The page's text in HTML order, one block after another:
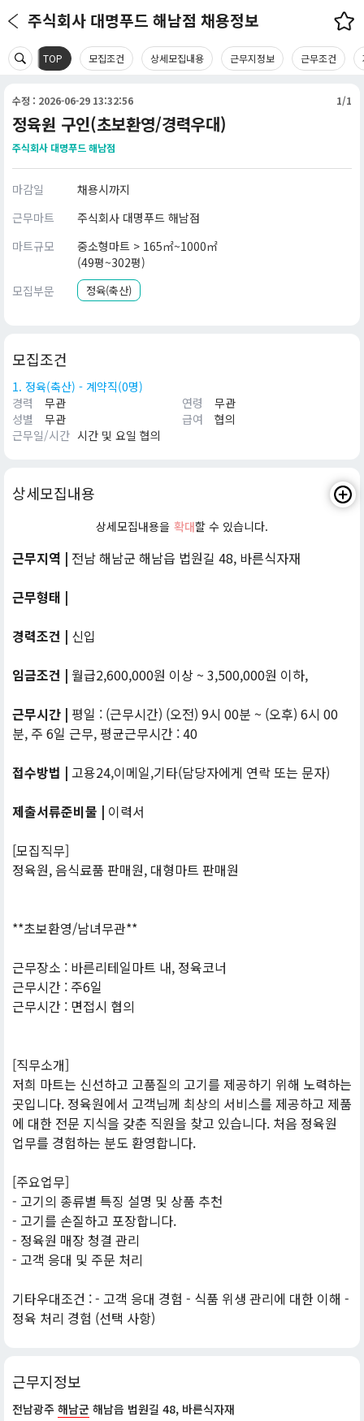
주식회사 대명푸드 해남점 채용정보
TOP 모집조건 상세모집내용 근무지정보 근무조건
수정 : 2026-06-29 13:32:56 1/1
정육원 구인(초보환영/경력우대)
주식회사 대명푸드 해남점
마감일
채용시까지
근무마트
주식회사 대명푸드 해남점
마트규모
중소형마트 > 165㎡~1000㎡
(49평~302평)
모집부문
정육(축산)
모집조건
1. 정육(축산) - 계약직(0명)
경력
무관 연령
무관
성별
무관 급여
협의
근무일/시간 시간 및 요일 협의
상세모집내용
상세모집내용을 확대할 수 있습니다.
근무지역 | 전남 해남군 해남읍 법원길 48, 바른식자재
근무형태 |
경력조건 | 신입
임금조건 | 월급2,600,000원 이상 ~ 3,500,000원 이하,
근무시간 | 평일 : (근무시간) (오전) 9시 00분 ~ (오후) 6시 00
분, 주 6일 근무, 평균근무시간 : 40
접수방법 | 고용24,이메일,기타(담당자에게 연락 또는 문자)
제출서류준비물 | 이력서
[모집직무]
정육원, 음식료품 판매원, 대형마트 판매원
**초보환영/남녀무관**
근무장소 : 바른리테일마트 내, 정육코너
근무시간 : 주6일
근무시간 : 면접시 협의
[직무소개]
저희 마트는 신선하고 고품질의 고기를 제공하기 위해 노력하는
곳입니다. 정육원에서 고객님께 최상의 서비스를 제공하고 제품
에 대한 전문 지식을 갖춘 직원을 찾고 있습니다. 처음 정육원
업무를 경험하는 분도 환영합니다.
[주요업무]
- 고기의 종류별 특징 설명 및 상품 추천
- 고기를 손질하고 포장합니다.
- 정육원 매장 청결 관리
- 고객 응대 및 주문 처리
기타우대조건 : - 고객 응대 경험 - 식품 위생 관리에 대한 이해 -
정육 처리 경험 (선택 사항)
근무지정보
전남광주 해남군 해남읍 법원길 48, 바른식자재